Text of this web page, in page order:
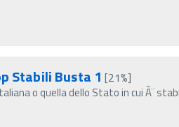
Stabili Busta 1[21%]
o quella dello Stato in cui Ã¨